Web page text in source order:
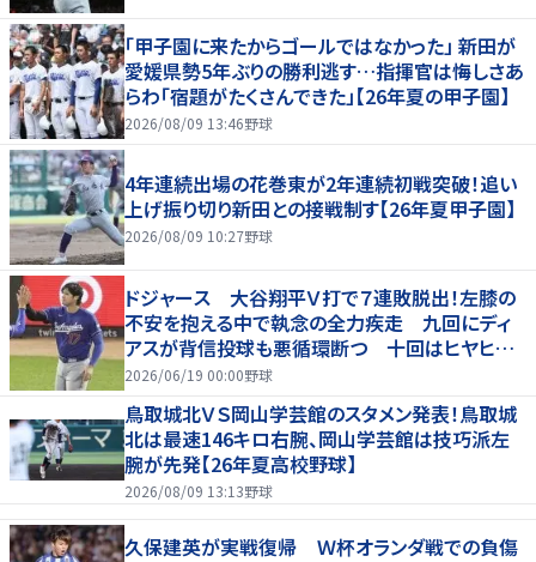
「甲子園に来たからゴールではなかった」 新田が
愛媛県勢5年ぶりの勝利逃す…指揮官は悔しさあ
らわ「宿題がたくさんできた」【26年夏の甲子園】
2026/08/09 13:46野球
4年連続出場の花巻東が2年連続初戦突破！追い
上げ振り切り新田との接戦制す【26年夏甲子園】
2026/08/09 10:27野球
ドジャース 大谷翔平Ｖ打で７連敗脱出！左膝の
不安を抱える中で執念の全力疾走 九回にディ
アスが背信投球も悪循環断つ 十回はヒヤヒヤ
もリード守る
2026/06/19 00:00野球
鳥取城北ＶＳ岡山学芸館のスタメン発表！鳥取城
北は最速146キロ右腕、岡山学芸館は技巧派左
腕が先発【26年夏高校野球】
2026/08/09 13:13野球
久保建英が実戦復帰 Ｗ杯オランダ戦での負傷